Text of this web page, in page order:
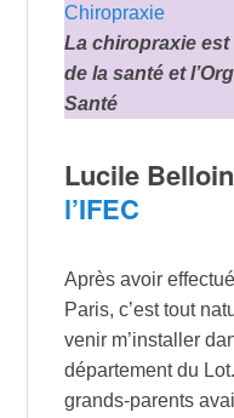
Chiropraxie
La chiropraxie
de la santé et
Santé
Lucile
l’IFEC
Après avoir
Paris, c’est tout
venir m’installer
département du
grands-parents